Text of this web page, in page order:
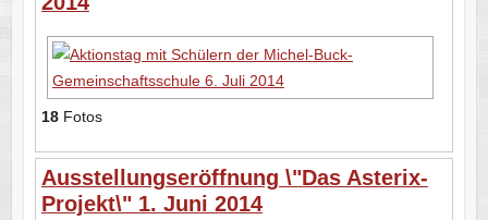
18Fotos
Ausstellungseröffnung \"Das Asterix-
Projekt\" 1. Juni 2014